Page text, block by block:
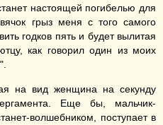
настоящей погибелью для
грыз меня с того самого
годков пять и будет вылитая
как говорил один из моих
на вид женщина на секунду
Еще бы, мальчик-
волшебником, поступает в